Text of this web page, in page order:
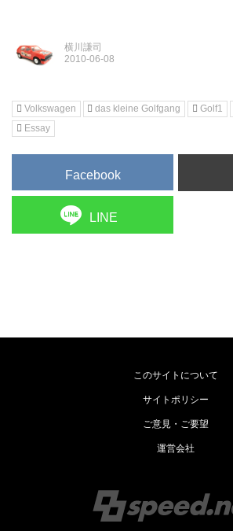
横川謙司
Volkswagen das kleine Golfgang Golf1
Essay
Facebook
LINE
このサイトについて
サイトポリシー
ご意見・ご要望
運営会社